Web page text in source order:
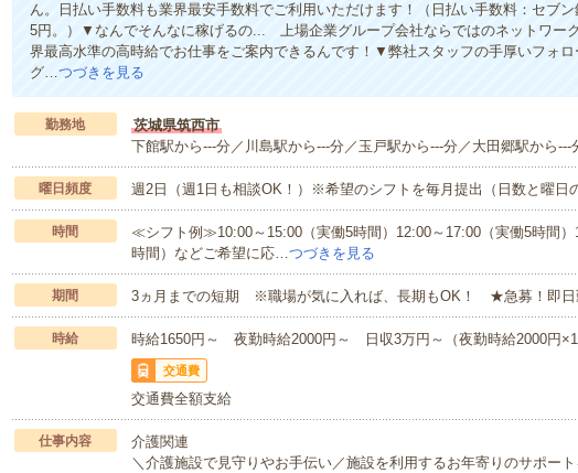
ん。日払い手数料も業界最安手数料でご利用いただけます！（日払い手数料：セブ
5円。）▼なんでそんなに稼げるの... 上場企業グループ会社ならではのネットワー
界最高水準の高時給でお仕事をご案内できるんです！▼弊社スタッフの手厚いフォ
グ…つづきを見る
勤務地
茨城県筑西市
下館駅から---分／川島駅から---分／玉戸駅から---分／大田郷駅から---
曜日頻度 週2日（週1日も相談OK！）※希望のシフトを毎月提出（日数と曜日
時間
≪シフト例≫10:00～15:00（実働5時間）12:00～17:00（実働5時間）
時間）などご希望に応…つづきを見る
期間 3ヵ月までの短期 ※職場が気に入れば、長期もOK！ ★急募！即日
時給 時給1650円～ 夜勤時給2000円～ 日収3万円～（夜勤時給2000円
交通費
交通費全額支給
仕事内容
介護関連
＼介護施設で見守りやお手伝い／施設を利用するお年寄りのサポー